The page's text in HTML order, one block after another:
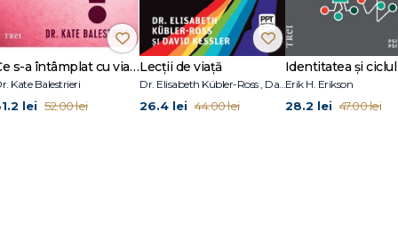
unor persoane din familie sau din neam. Este posibil ca și tu însuți să fi
și abia mai târziu să ajungi să realizezi că, de fapt, te‑ai luptat cu traume
aceasta poate arăta ca alte simptome, cum ar fi depresia cronică,
fi dificil de observat. - DR. MARIEL BUQUÉ
Ce s-a întâmplat cu viața mea sexuală?
Kate Balestrieri
lei 52.00 lei
Lecții de viață
Dr. Elisabeth Kübler-Ross , David Kessler
26.4 lei 44.00 lei
Identitatea și
Erik H. Erikson
28.2 lei 47.00 lei